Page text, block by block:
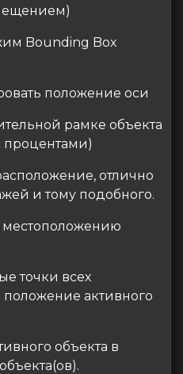
Bounding Box
положение оси
рамке объекта
процентами)
отлично
и тому подобного.
точки всех
активного
объекта в